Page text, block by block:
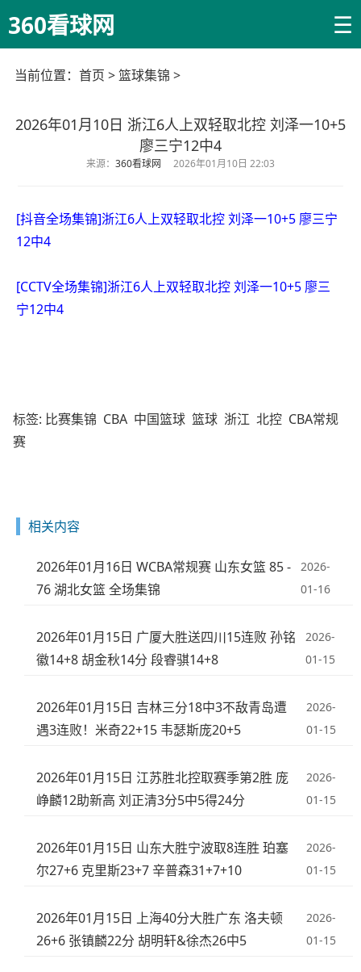
360看球网 ☰
当前位置： 首页 >篮球集锦 >
2026年01月10日 浙江6人上双轻取北控 刘泽一10+5
廖三宁12中4
来源： 360看球网 2026年01月10日 22:03
[抖音全场集锦]浙江6人上双轻取北控 刘泽一10+5 廖三宁
12中4
[CCTV全场集锦]浙江6人上双轻取北控 刘泽一10+5 廖三
宁12中4
标签: 比赛集锦 CBA 中国篮球 篮球 浙江 北控 CBA常规
赛
相关内容
2026年01月16日 WCBA常规赛 山东女篮 85 -
76 湖北女篮 全场集锦
2026-
01-16
2026年01月15日 广厦大胜送四川15连败 孙铭
徽14+8 胡金秋14分 段睿骐14+8
2026-
01-15
2026年01月15日 吉林三分18中3不敌青岛遭
遇3连败！米奇22+15 韦瑟斯庞20+5
2026-
01-15
2026年01月15日 江苏胜北控取赛季第2胜 庞
峥麟12助新高 刘正清3分5中5得24分
2026-
01-15
2026年01月15日 山东大胜宁波取8连胜 珀塞
尔27+6 克里斯23+7 辛普森31+7+10
2026-
01-15
2026年01月15日 上海40分大胜广东 洛夫顿
26+6 张镇麟22分 胡明轩&徐杰26中5
2026-
01-15